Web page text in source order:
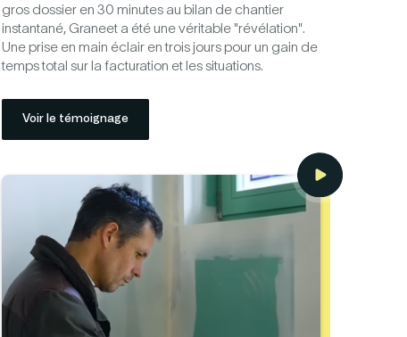
gros dossier en 30 minutes au bilan de chantier
instantané, Graneet a été une véritable "révélation".
Une prise en main éclair en trois jours pour un gain de
temps total sur la facturation et les situations.
Voir le témoignage